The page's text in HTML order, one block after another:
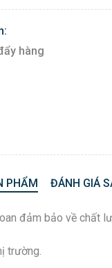
hàng
PHẨM ĐÁNH GIÁ
đảm bảo về chất
trường.